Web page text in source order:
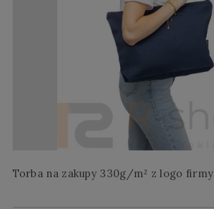
Torba na zakupy 330g/m² z logo firmy